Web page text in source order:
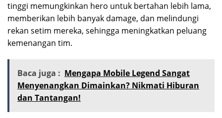
tinggi memungkinkan hero untuk bertahan lebih lama,
memberikan lebih banyak damage, dan melindungi
rekan setim mereka, sehingga meningkatkan peluang
kemenangan tim.
Baca juga : Mengapa Mobile Legend Sangat
Menyenangkan Dimainkan? Nikmati Hiburan
dan Tantangan!